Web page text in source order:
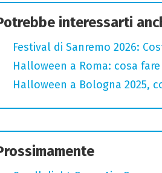
interessarti
Festival di Sanremo 2026:
Halloween a Roma: cosa
Halloween a Bologna 2025,